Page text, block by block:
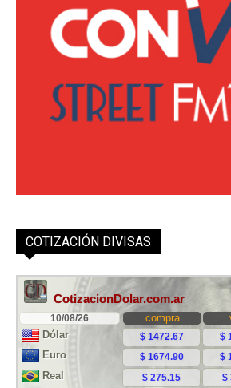
COTIZACIÓN DIVISAS